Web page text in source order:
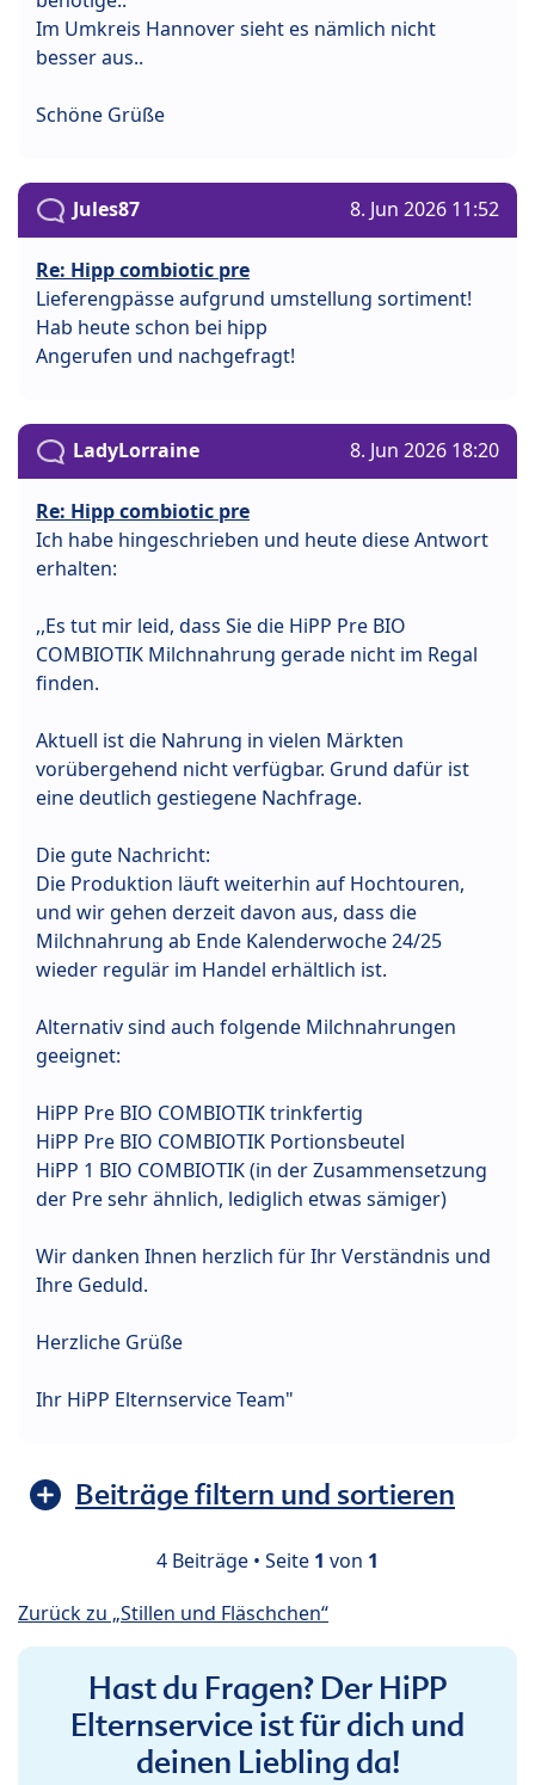
Im Umkreis Hannover sieht es nämlich nicht
besser aus..
Schöne Grüße
Jules87 8. Jun 2026 11:52
Re: Hipp combiotic pre
Lieferengpässe aufgrund umstellung sortiment!
Hab heute schon bei hipp
Angerufen und nachgefragt!
LadyLorraine 8. Jun 2026 18:20
Re: Hipp combiotic pre
Ich habe hingeschrieben und heute diese Antwort
erhalten:
,,Es tut mir leid, dass Sie die HiPP Pre BIO
COMBIOTIK Milchnahrung gerade nicht im Regal
finden.
Aktuell ist die Nahrung in vielen Märkten
vorübergehend nicht verfügbar. Grund dafür ist
eine deutlich gestiegene Nachfrage.
Die gute Nachricht:
Die Produktion läuft weiterhin auf Hochtouren,
und wir gehen derzeit davon aus, dass die
Milchnahrung ab Ende Kalenderwoche 24/25
wieder regulär im Handel erhältlich ist.
Alternativ sind auch folgende Milchnahrungen
geeignet:
HiPP Pre BIO COMBIOTIK trinkfertig
HiPP Pre BIO COMBIOTIK Portionsbeutel
HiPP 1 BIO COMBIOTIK (in der Zusammensetzung
der Pre sehr ähnlich, lediglich etwas sämiger)
Wir danken Ihnen herzlich für Ihr Verständnis und
Ihre Geduld.
Herzliche Grüße
Ihr HiPP Elternservice Team"
Beiträge filtern und sortieren
4 Beiträge • Seite 1 von 1
Zurück zu „Stillen und Fläschchen“
Hast du Fragen? Der HiPP
Elternservice ist für dich und
deinen Liebling da!